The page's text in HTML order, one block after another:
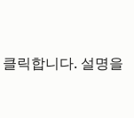
클릭합니다. 설명을